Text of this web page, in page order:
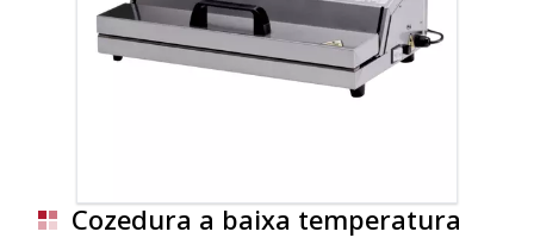
Cozedura a baixa temperatura